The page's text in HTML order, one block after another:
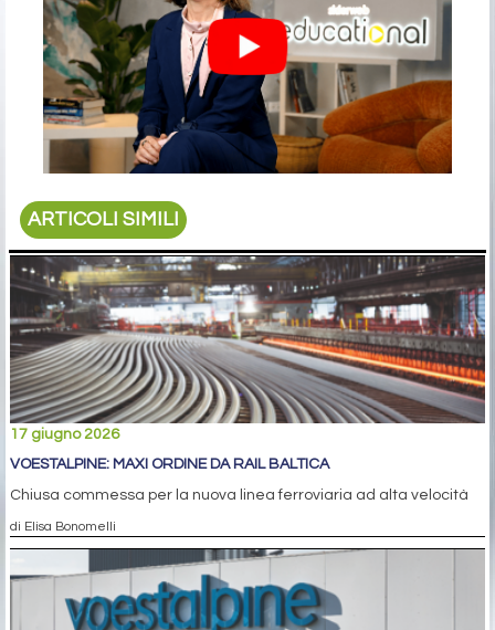
ARTICOLI SIMILI
17 giugno 2026
VOESTALPINE: MAXI ORDINE DA RAIL BALTICA
Chiusa commessa per la nuova linea ferroviaria ad alta velocità
di Elisa Bonomelli